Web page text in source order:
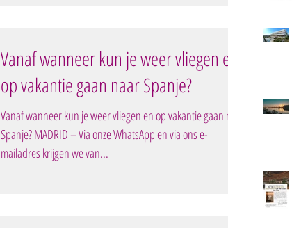
Vanaf wanneer kun je weer vliegen en
op vakantie gaan naar Spanje?
Vanaf wanneer kun je weer vliegen en op vakantie gaan naar
Spanje? MADRID – Via onze WhatsApp en via ons e-
mailadres krijgen we van...